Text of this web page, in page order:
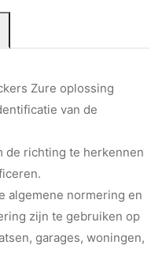
Zure oplossing
van de
de richting te herkennen
algemene normering en
zijn te gebruiken op
garages, woningen,